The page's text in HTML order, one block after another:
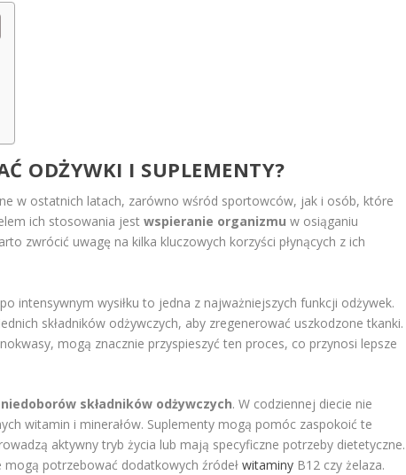
ODŻYWKI I SUPLEMENTY?
w ostatnich latach, zarówno wśród sportowców, jak i osób, które
ich stosowania jestwspieranie organizmu w osiąganiu
zwrócić uwagę na kilka kluczowych korzyści płynących z ich
po intensywnym wysiłku to jedna z najważniejszych funkcji odżywek.
składników odżywczych, aby zregenerować uszkodzone tkanki.
mogą znacznie przyspieszyć ten proces, co przynosi lepsze
składników odżywczych. W codziennej diecie nie
witamin i minerałów. Suplementy mogą pomóc zaspokoić te
aktywny tryb życia lub mają specyficzne potrzeby dietetyczne.
mogą potrzebować dodatkowych źródełwitaminy B12 czy żelaza.